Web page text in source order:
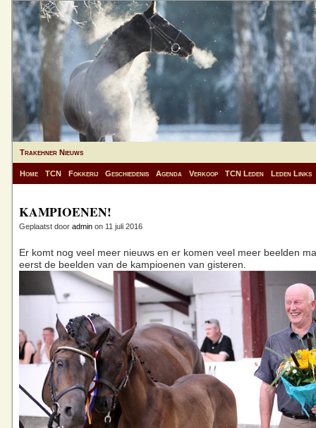
Trakehner Nieuws
Home TCN Fokkerij Geschiedenis Agenda Verkoop TCN Leden Leden Links
KAMPIOENEN!
Geplaatst door admin on 11 juli 2016
Er komt nog veel meer nieuws en er komen veel meer beelden
eerst de beelden van de kampioenen van gisteren.